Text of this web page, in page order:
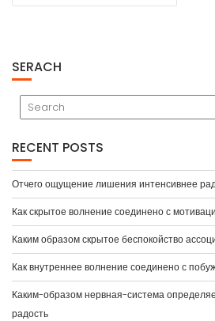
SERACH
RECENT POSTS
Отчего ощущение лишения интенсивнее
Как скрытое волнение соединено с
Каким образом скрытое беспокойство
Как внутреннее волнение соединено с
Каким-образом нервная-система
радость